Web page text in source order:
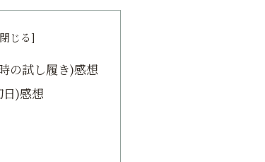
の試し履き)感想
)感想